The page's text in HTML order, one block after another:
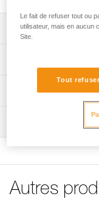
Descriptif
Lavables en
Informations
Autres
Le fait de refuser tout ou
utilisateur, mais en aucun
Site.
Tout